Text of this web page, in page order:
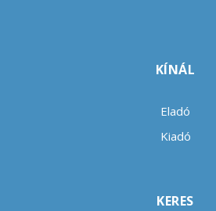
KÍNÁL
Eladó
Kiadó
KERES